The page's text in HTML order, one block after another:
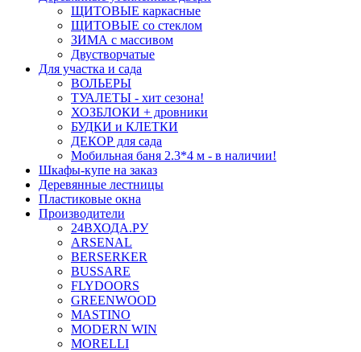
ЩИТОВЫЕ каркасные
ЩИТОВЫЕ со стеклом
ЗИМА с массивом
Двустворчатые
Для участка и сада
ВОЛЬЕРЫ
ТУАЛЕТЫ - хит сезона!
ХОЗБЛОКИ + дровники
БУДКИ и КЛЕТКИ
ДЕКОР для сада
Мобильная баня 2.3*4 м - в наличии!
Шкафы-купе на заказ
Деревянные лестницы
Пластиковые окна
Производители
24ВХОДА.РУ
ARSENAL
BERSERKER
BUSSARE
FLYDOORS
GREENWOOD
MASTINO
MODERN WIN
MORELLI